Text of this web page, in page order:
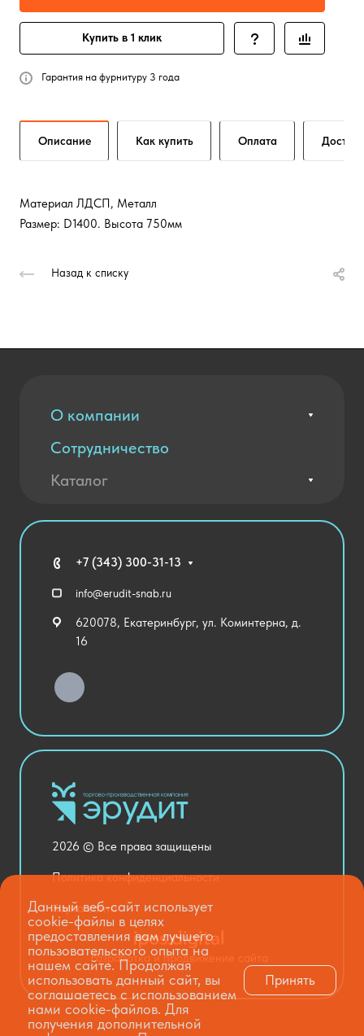
Купить в 1 клик
Гарантия на фурнитуру 3 года
Описание Как купить Оплата
Материал ЛДСП, Металл
Размер: D1400. Высота 750мм
Назад к списку
О компании
Вакансии
Контакты
Благодарственные письма
Сотрудничество
Оплата и доставка
Каталог
Технические средства обучения
Спортивный зал
Уличное оборудование
Хозяйственные Товары
Столовая и пищеблок
Оснащение кабинетов
Медицинский кабинет
Национальные проекты
+7 (343) 300-31-13
info@erudit-snab.ru
620078, Екатеринбург, ул. Коминтерна, д.
16
2026 © Все права защищены
Политика конфиденциальности
Карта сайта
Разработка и продвижение сайта
Данный веб-сайт использует
cookie-файлы в целях
предоставления вам лучшего
пользовательского опыта на
нашем сайте. Продолжая
использовать данный сайт, вы
соглашаетесь с использованием
нами cookie-файлов. Для
получения дополнительной
Принять